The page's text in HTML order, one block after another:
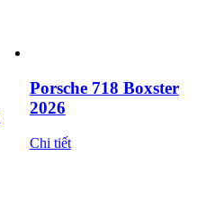
Porsche 718 Boxster
2026
Chi tiết